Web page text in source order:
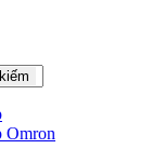
Omron